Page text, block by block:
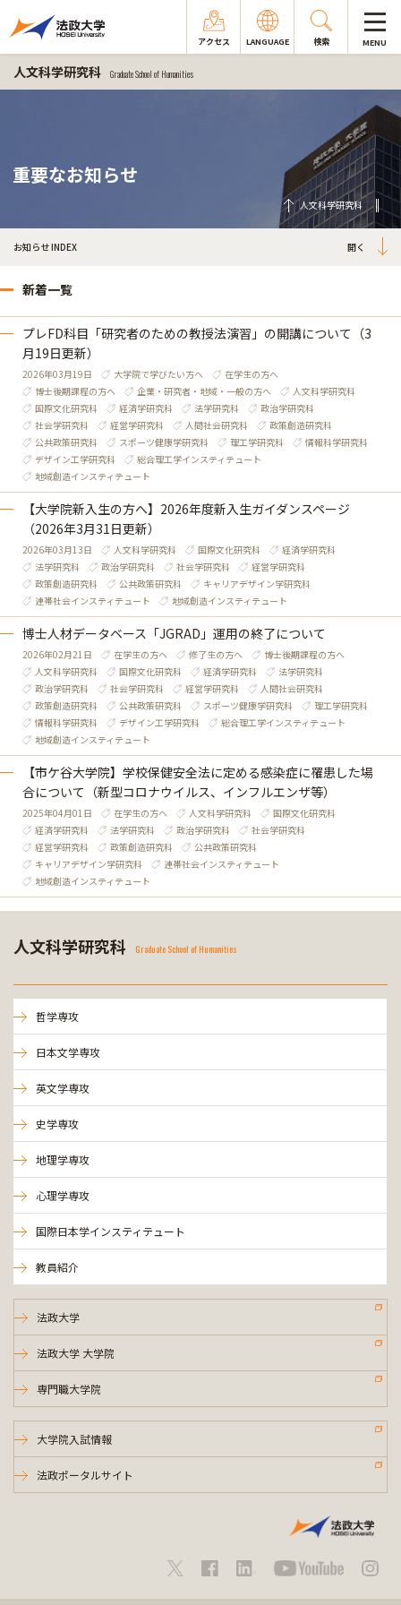
アクセス LANGUAGE 検索 MENU
人文科学研究科 Graduate School of Humanities
重要なお知らせ
人文科学研究科
お知らせ INDEX
新着一覧
プレFD科目「研究者のための教授法演習」の開講について（3
月19日更新）
2026年03月19日 大学院で学びたい方へ
在学生の方へ
博士後期課程の方へ
企業・研究者・地域・一般の方へ
人文科学研究科
国際文化研究科
経済学研究科 法学研究科
政治学研究科
社会学研究科
経営学研究科 人間社会研究科
政策創造研究科
公共政策研究科
スポーツ健康学研究科 理工学研究科
情報科学研究科
デザイン工学研究科
総合理工学インスティテュート
地域創造インスティテュート
【大学院新入生の方へ】2026年度新入生ガイダンスページ
（2026年3月31日更新）
2026年03月13日 人文科学研究科 国際文化研究科
経済学研究科
法学研究科
政治学研究科 社会学研究科
経営学研究科
政策創造研究科
公共政策研究科
キャリアデザイン学研究科
連帯社会インスティテュート
地域創造インスティテュート
博士人材データベース「JGRAD」運用の終了について
2026年02月21日 在学生の方へ 修了生の方へ
博士後期課程の方へ
人文科学研究科
国際文化研究科 経済学研究科
法学研究科
政治学研究科
社会学研究科 経営学研究科
人間社会研究科
政策創造研究科
公共政策研究科 スポーツ健康学研究科
理工学研究科
情報科学研究科
デザイン工学研究科
総合理工学インスティテュート
地域創造インスティテュート
【市ケ谷大学院】学校保健安全法に定める感染症に罹患した場
合について（新型コロナウイルス、インフルエンザ等）
2025年04月01日 在学生の方へ 人文科学研究科
国際文化研究科
経済学研究科
法学研究科 政治学研究科
社会学研究科
経営学研究科
政策創造研究科
公共政策研究科
キャリアデザイン学研究科
連帯社会インスティテュート
地域創造インスティテュート
人文科学研究科 Graduate School of Humanities
哲学専攻
日本文学専攻
英文学専攻
史学専攻
地理学専攻
心理学専攻
国際日本学インスティテュート
教員紹介
法政大学
法政大学 大学院
専門職大学院
大学院入試情報
法政ポータルサイト